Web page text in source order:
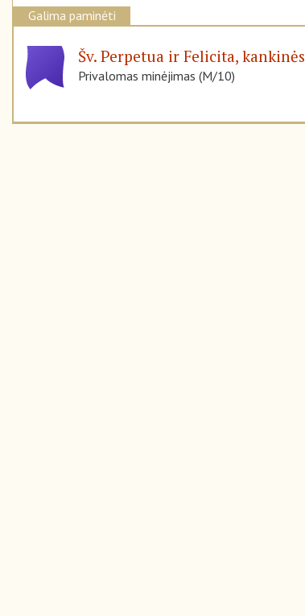
Galima paminėti
Šv. Perpetua ir Felicita, kankinės
Privalomas minėjimas (M/10)